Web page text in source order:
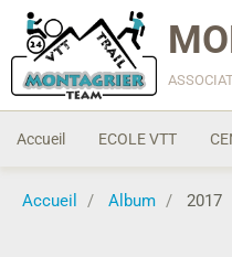
Accueil ECOLE VTT
Accueil Album 2017